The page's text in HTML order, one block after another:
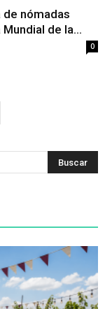
nómadas
de la...
0